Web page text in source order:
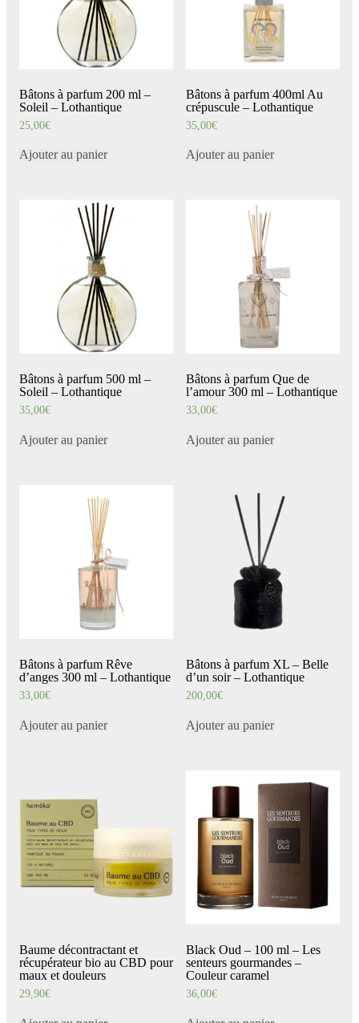
Bâtons à parfum 200 ml –
Soleil – Lothantique
25,00€
Ajouter au panier
Bâtons à parfum 400ml Au
crépuscule – Lothantique
35,00€
Ajouter au panier
Bâtons à parfum 500 ml –
Soleil – Lothantique
35,00€
Ajouter au panier
Bâtons à parfum Que de
l’amour 300 ml – Lothantique
33,00€
Ajouter au panier
Bâtons à parfum Rêve
d’anges 300 ml – Lothantique
33,00€
Ajouter au panier
Bâtons à parfum XL – Belle
d’un soir – Lothantique
200,00€
Ajouter au panier
Baume décontractant et
récupérateur bio au CBD pour
maux et douleurs
29,90€
Black Oud – 100 ml – Les
senteurs gourmandes –
Couleur caramel
36,00€